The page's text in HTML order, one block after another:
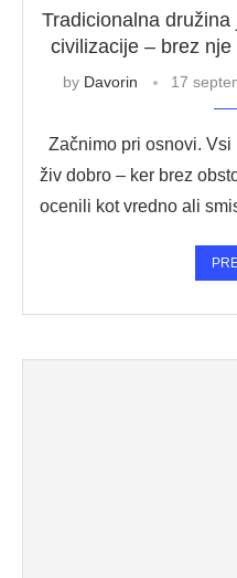
Tradicionalna
civilizacije – brez
by Davorin 17
Začnimo pri osnovi.
živ dobro – ker brez
ocenili kot vredno ali